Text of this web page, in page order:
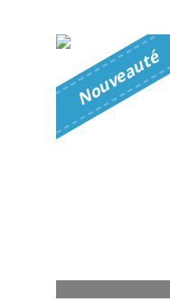
N
o
u
v
e
a
u
t
é